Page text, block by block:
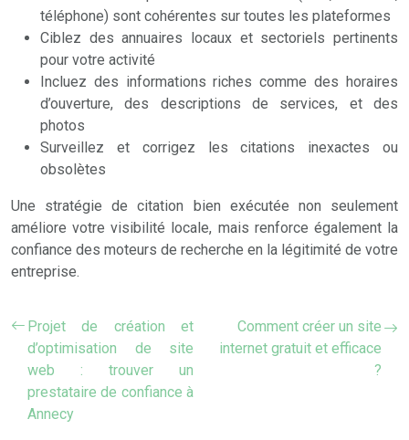
téléphone) sont cohérentes sur toutes les plateformes
Ciblez des annuaires locaux et sectoriels pertinents
pour votre activité
Incluez des informations riches comme des horaires
d’ouverture, des descriptions de services, et des
photos
Surveillez et corrigez les citations inexactes ou
obsolètes
Une stratégie de citation bien exécutée non seulement
améliore votre visibilité locale, mais renforce également la
confiance des moteurs de recherche en la légitimité de votre
entreprise.
Projet de création et
d’optimisation de site
web : trouver un
prestataire de confiance à
Annecy
Comment créer un site
internet gratuit et efficace
?